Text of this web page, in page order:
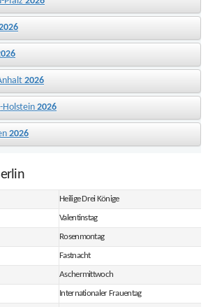
2026
Holstein 2026
2026
Heilige Drei Könige
Valentinstag
Rosenmontag
Fastnacht
Aschermittwoch
Internationaler Frauentag